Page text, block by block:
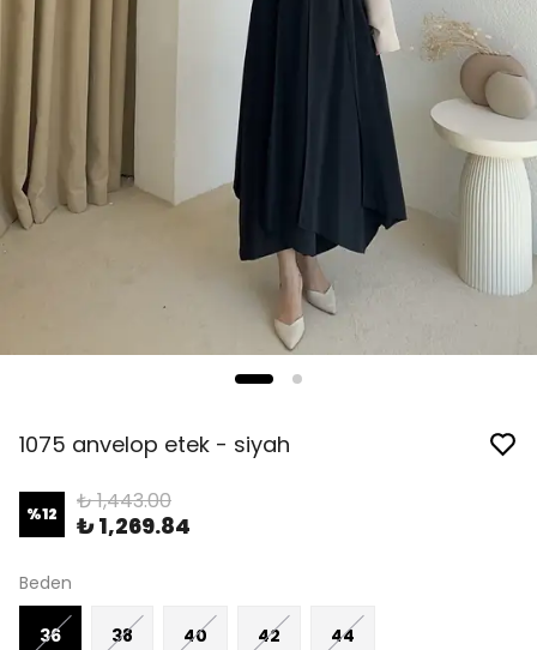
1075 anvelop etek - siyah
%12 ₺ 1,443.00
₺ 1,269.84
Beden
36 38 40 42 44